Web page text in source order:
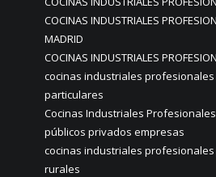
COCINAS INDUSTRIALES
MADRID
COCINAS INDUSTRIALES
cocinas industriales
particulares
Cocinas Industriales
públicos privados empresas
cocinas industriales
rurales